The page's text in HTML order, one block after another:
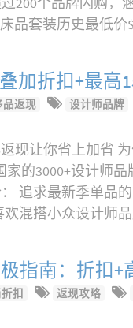
品套装历史最低
加折扣+最高
品返现 设计师品牌
现让你省上加省
家的3000+设计师
追求最新季单品
混搭小众设计师
指南：折扣
扣 返现攻略